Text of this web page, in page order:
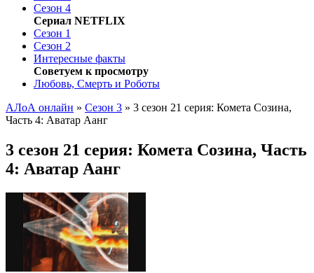
Сезон 4
Сериал NETFLIX
Сезон 1
Сезон 2
Интересные факты
Советуем к просмотру
Любoвь, Cмeрть и Poбoты
АЛоА онлайн » Сезон 3 » 3 сезон 21 серия: Комета Созина,
Часть 4: Аватар Аанг
3 сезон 21 серия: Комета Созина, Часть
4: Аватар Аанг